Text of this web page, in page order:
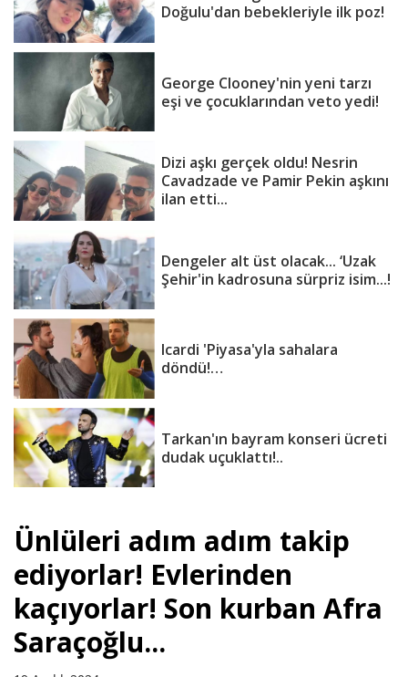
Doğulu'dan bebekleriyle ilk poz!
George Clooney'nin yeni tarzı
eşi ve çocuklarından veto yedi!
Dizi aşkı gerçek oldu! Nesrin
Cavadzade ve Pamir Pekin aşkını
ilan etti...
Dengeler alt üst olacak... ‘Uzak
Şehir'in kadrosuna sürpriz isim...!
Icardi 'Piyasa'yla sahalara
döndü!…
Tarkan'ın bayram konseri ücreti
dudak uçuklattı!..
Ünlüleri adım adım takip
ediyorlar! Evlerinden
kaçıyorlar! Son kurban Afra
Saraçoğlu...